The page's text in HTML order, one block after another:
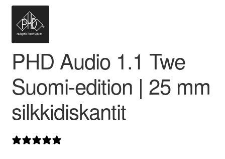
PHD Audio 1.1 Twe
Suomi-edition | 25 mm
silkkidiskantit